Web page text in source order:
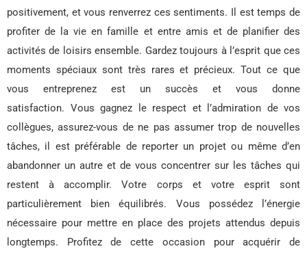
positivement, et vous renverrez ces sentiments. Il est temps de
profiter de la vie en famille et entre amis et de planifier des
activités de loisirs ensemble. Gardez toujours à l’esprit que ces
moments spéciaux sont très rares et précieux. Tout ce que
vous entreprenez est un succès et vous donne
satisfaction. Vous gagnez le respect et l’admiration de vos
collègues, assurez-vous de ne pas assumer trop de nouvelles
tâches, il est préférable de reporter un projet ou même d’en
abandonner un autre et de vous concentrer sur les tâches qui
restent à accomplir. Votre corps et votre esprit sont
particulièrement bien équilibrés. Vous possédez l’énergie
nécessaire pour mettre en place des projets attendus depuis
longtemps. Profitez de cette occasion pour acquérir de